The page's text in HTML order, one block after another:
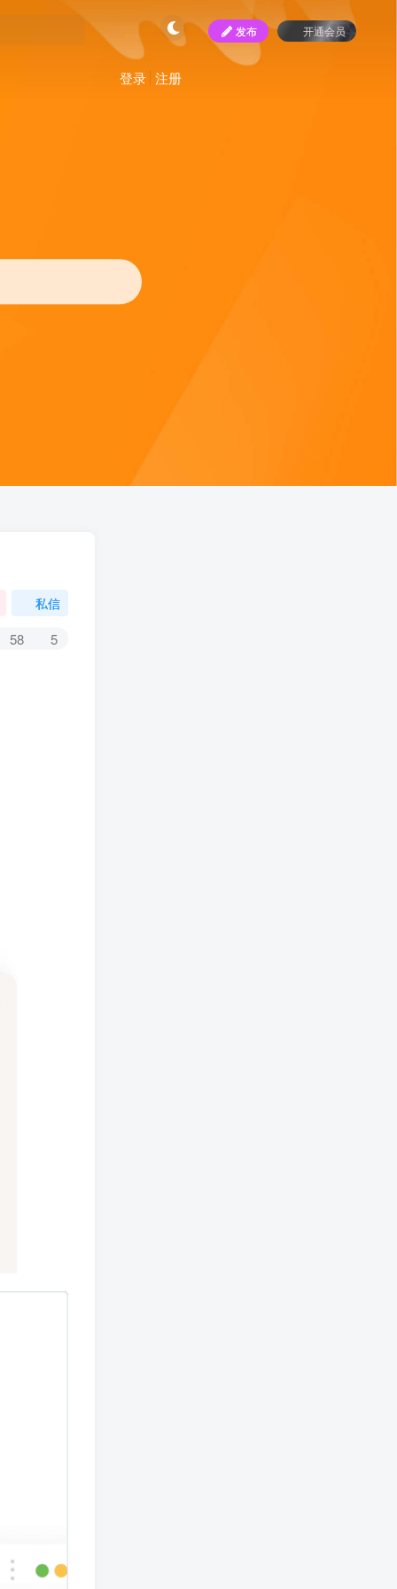
发布 开通会员
登录 注册
私信
58 5